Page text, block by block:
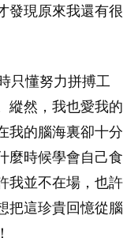
發現原來我還有很
只懂努力拼搏工
縱然，我也愛我的
我的腦海裏卻十分
麼時候學會自己食
我並不在場，也許
把這珍貴回憶從腦